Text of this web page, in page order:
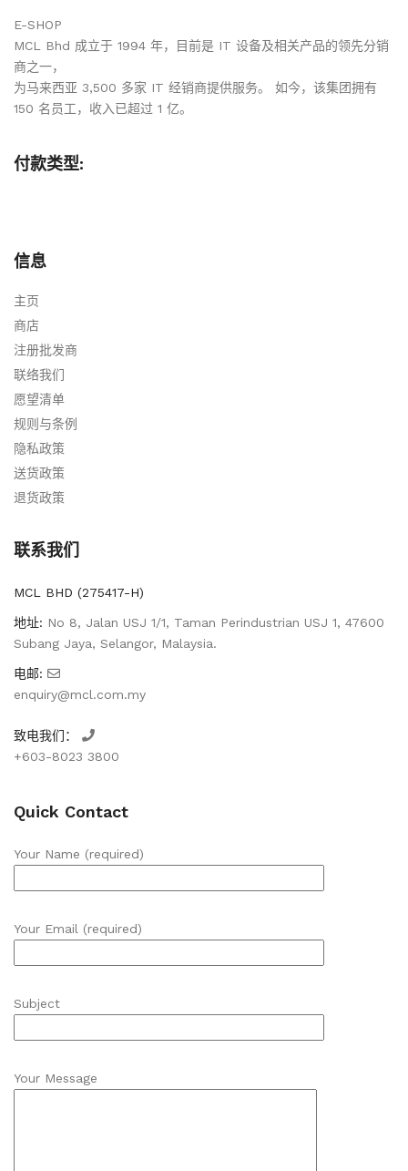
E-SHOP
MCL Bhd 成立于 1994 年，目前是 IT 设备及相关产品的领先分销
商之一，
为马来西亚 3,500 多家 IT 经销商提供服务。 如今，该集团拥有
150 名员工，收入已超过 1 亿。
付款类型:
信息
主页
商店
注册批发商
联络我们
愿望清单
规则与条例
隐私政策
送货政策
退货政策
联系我们
MCL BHD (275417-H)
地址: No 8, Jalan USJ 1/1, Taman Perindustrian USJ 1, 47600
Subang Jaya, Selangor, Malaysia.
电邮:
enquiry@mcl.com.my
致电我们：
+603-8023 3800
Quick Contact
Your Name (required)
Your Email (required)
Subject
Your Message